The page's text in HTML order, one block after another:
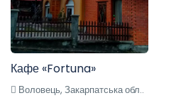
Кафе «Fortuna»
Воловець, Закарпатська обл..